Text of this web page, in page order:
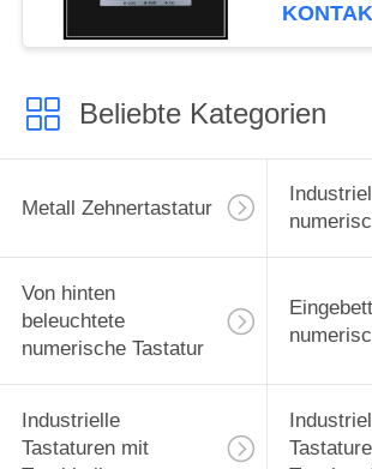
Beliebte Kategorien
Metall Zehnertastatur
Von hinten
beleuchtete
numerische Tastatur
Industrielle
Tastaturen mit